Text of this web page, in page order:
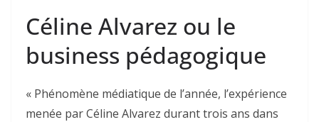
Céline Alvarez ou le
business pédagogique
« Phénomène médiatique de l’année, l’expérience
menée par Céline Alvarez durant trois ans dans